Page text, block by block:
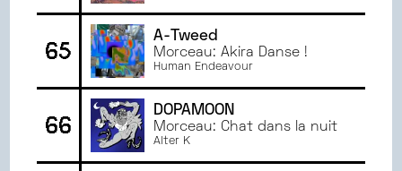
65
A-Tweed
Morceau: Akira Danse !
Human Endeavour
66
DOPAMOON
Morceau: Chat dans la nuit
Alter K